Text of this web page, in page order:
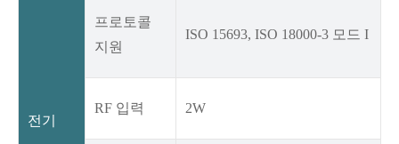
전기
프로토콜
지원
ISO 15693, ISO 18000-3 모드 I
RF 입력 2W